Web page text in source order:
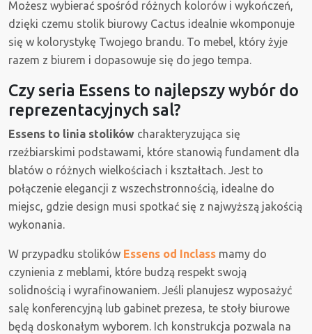
Możesz wybierać spośród różnych kolorów i wykończeń,
dzięki czemu stolik biurowy Cactus idealnie wkomponuje
się w kolorystykę Twojego brandu. To mebel, który żyje
razem z biurem i dopasowuje się do jego tempa.
Czy seria Essens to najlepszy wybór do
reprezentacyjnych sal?
Essens to linia stolików charakteryzująca się
rzeźbiarskimi podstawami, które stanowią fundament dla
blatów o różnych wielkościach i kształtach. Jest to
połączenie elegancji z wszechstronnością, idealne do
miejsc, gdzie design musi spotkać się z najwyższą jakością
wykonania.
W przypadku stolików Essens od Inclass mamy do
czynienia z meblami, które budzą respekt swoją
solidnością i wyrafinowaniem. Jeśli planujesz wyposażyć
salę konferencyjną lub gabinet prezesa, te stoły biurowe
będą doskonałym wyborem. Ich konstrukcja pozwala na